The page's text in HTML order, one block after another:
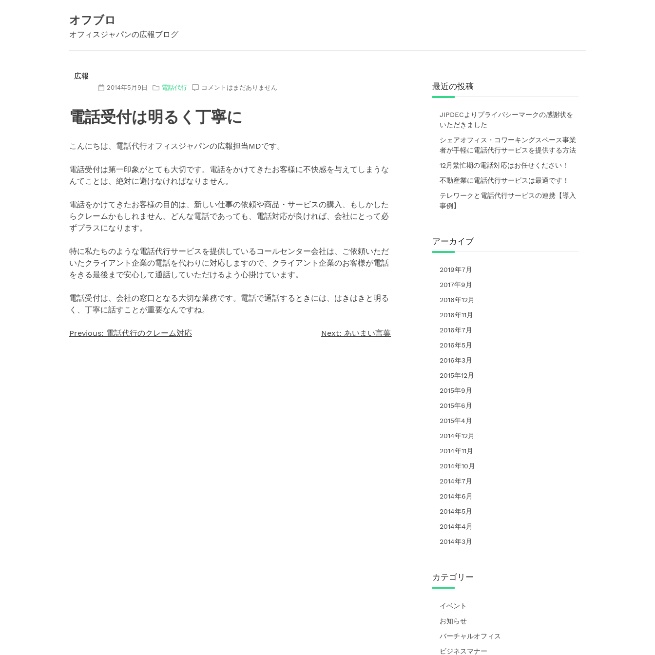
オフブロ
オフィスジャパンの広報ブログ
広報
2014年5月9日 電話代行 コメントはまだありません
電話受付は明るく丁寧に
こんにちは、電話代行オフィスジャパンの広報担当MDです。
電話受付は第一印象がとても大切です。電話をかけてきたお客様に不快感を与えてしまうな
んてことは、絶対に避けなければなりません。
電話をかけてきたお客様の目的は、新しい仕事の依頼や商品・サービスの購入、もしかした
らクレームかもしれません。どんな電話であっても、電話対応が良ければ、会社にとって必
ずプラスになります。
特に私たちのような電話代行サービスを提供しているコールセンター会社は、ご依頼いただ
いたクライアント企業の電話を代わりに対応しますので、クライアント企業のお客様が電話
をきる最後まで安心して通話していただけるよう心掛けています。
電話受付は、会社の窓口となる大切な業務です。電話で通話するときには、はきはきと明る
く、丁寧に話すことが重要なんですね。
投
Previous: 電話代行のクレーム対応 Next: あいまい言葉
最近の投稿
JIPDECよりプライバシーマークの感謝状を
いただきました
シェアオフィス・コワーキングスペース事業
者が手軽に電話代行サービスを提供する方法
12月繁忙期の電話対応はお任せください！
不動産業に電話代行サービスは最適です！
テレワークと電話代行サービスの連携【導入
事例】
アーカイブ
2019年7月
2017年9月
2016年12月
2016年11月
2016年7月
2016年5月
2016年3月
2015年12月
2015年9月
2015年6月
2015年4月
2014年12月
2014年11月
2014年10月
2014年7月
2014年6月
2014年5月
2014年4月
2014年3月
カテゴリー
イベント
お知らせ
バーチャルオフィス
ビジネスマナー